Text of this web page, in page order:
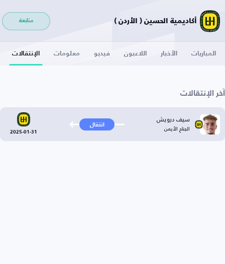
أكاديمية الحسين ( الأردن ) متابعة
المباريات الأخبار اللاعبون فيديو معلومات الإنتقالات
آخر الإنتقالات
سيف درويش
الجناح الأيمن انتقال
2025-01-31